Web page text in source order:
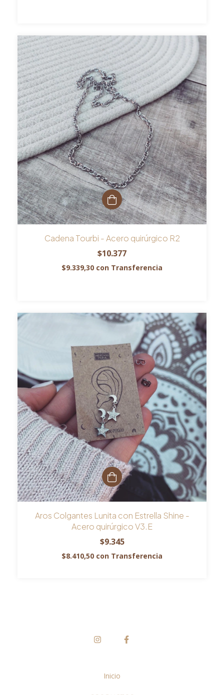
Cadena Tourbi - Acero quirúrgico R2
$10.377
$9.339,30 con Transferencia
Aros Colgantes Lunita con Estrella Shine -
Acero quirúrgico V3.E
$9.345
$8.410,50 con Transferencia
Inicio